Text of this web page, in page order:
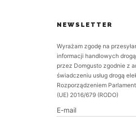
NEWSLETTER
Wyrażam zgodę na
informacji handlowych
przez Domgusto zgodnie z
świadczeniu usług drogą
Rozporządzeniem
(UE) 2016/679 (RODO)
E-mail